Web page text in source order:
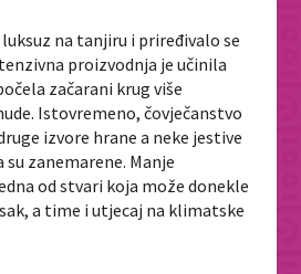
na tanjiru i priređivalo se
proizvodnja je učinila
začarani krug više
Istovremeno, čovječanstvo
izvore hrane a neke jestive
zanemarene. Manje
od stvari koja može donekle
a time i utjecaj na klimatske